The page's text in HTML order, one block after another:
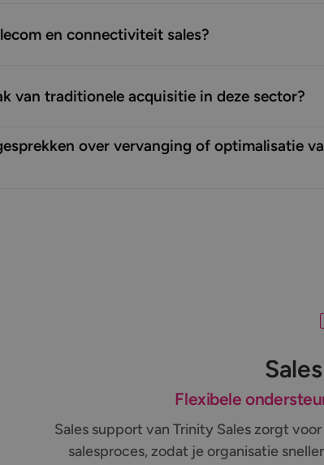
en connectiviteit sales?
van traditionele acquisitie in deze sector?
over vervanging of optimalisatie
Flexibele
Sales support van Trinity Sales zorgt
salesproces, zodat je organisatie